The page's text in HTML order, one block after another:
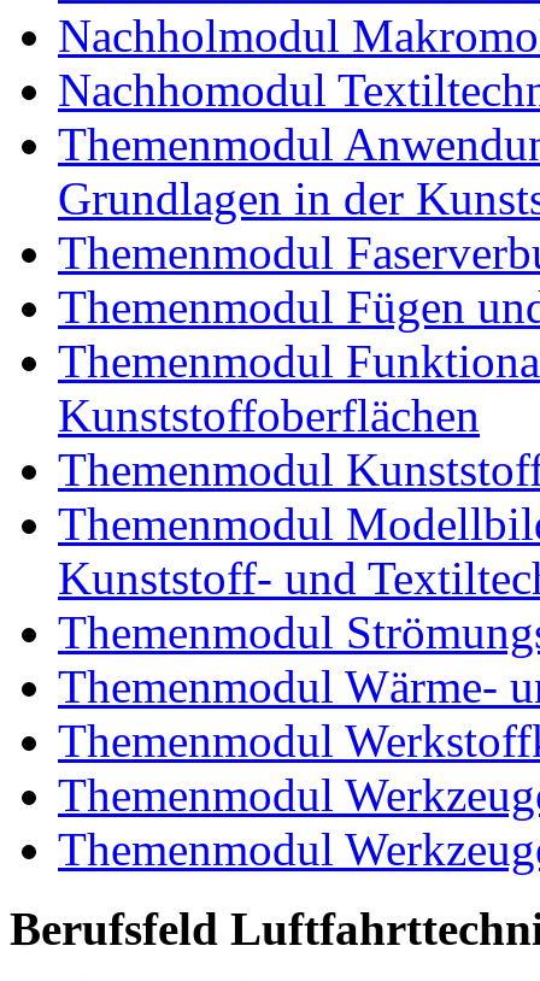
Nachholmodul
Nachhomodul
Themenmodul
Grundlagen in der
Themenmodul
Themenmodul Fügen
Themenmodul
Kunststoffoberflächen
Themenmodul
Themenmodul
Kunststoff- und
Themenmodul
Themenmodul Wärme-
Themenmodul
Themenmodul
Themenmodul
Berufsfeld